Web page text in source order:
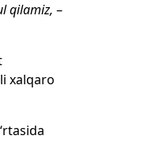
qilamiz, –
xalqaro